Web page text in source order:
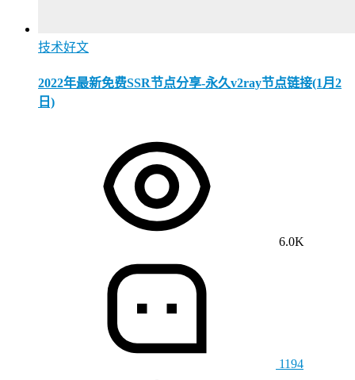
技术好文
2022年最新免费SSR节点分享-永久v2ray节点链接(1月2
日)
6.0K
1194